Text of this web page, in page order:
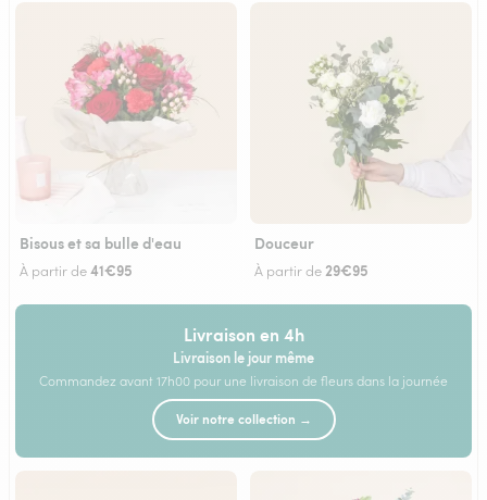
Bisous et sa bulle d'eau
À partir de41€95
Douceur
À partir de 29€95
Livraison en 4h
Livraison le jour même
Commandez avant 17h00 pour une livraison de fleurs dans la journée
Voir notre collection →